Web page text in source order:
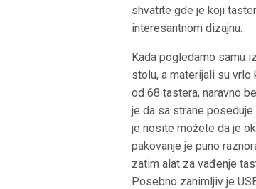
shvatite gde je koji
interesantnom dizajnu.
Kada pogledamo samu
stolu, a materijali su
od 68 tastera, naravno
je da sa strane
je nosite možete da je
pakovanje je puno
zatim alat za vađenje
Posebno zanimljiv je